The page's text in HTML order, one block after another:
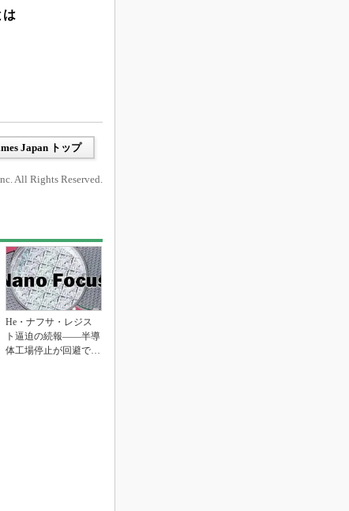
は
Japan トップ
All Rights Reserved.
He・ナフサ・レジス
ト逼迫の続報――半導
体工場停止が回避でき